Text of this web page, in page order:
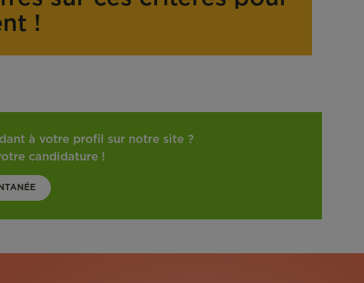
r
!
à votre profil sur notre site ?
candidature !